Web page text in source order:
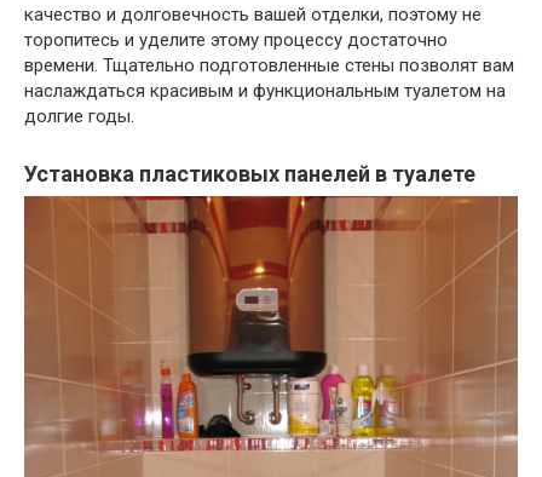
качество и долговечность вашей отделки, поэтому не
торопитесь и уделите этому процессу достаточно
времени. Тщательно подготовленные стены позволят вам
наслаждаться красивым и функциональным туалетом на
долгие годы.
Установка пластиковых панелей в туалете